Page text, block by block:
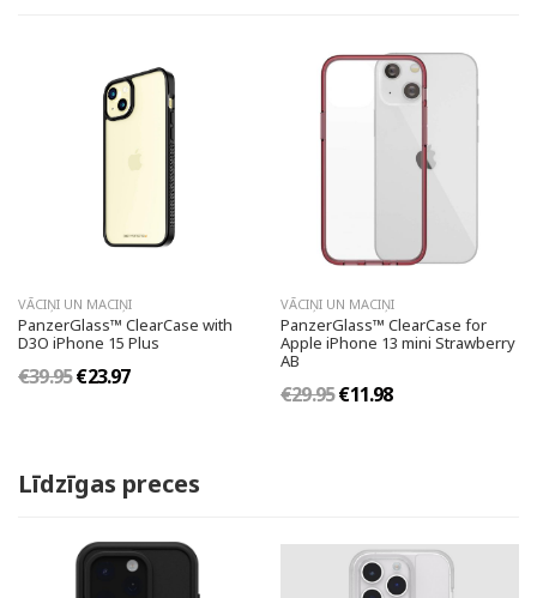
VĀCIŅI UN MACIŅI
PanzerGlass™ ClearCase with
D3O iPhone 15 Plus
€39.95€23.97
VĀCIŅI UN MACIŅI
PanzerGlass™ ClearCase for
Apple iPhone 13 mini Strawberry
AB
€29.95€11.98
Līdzīgas preces